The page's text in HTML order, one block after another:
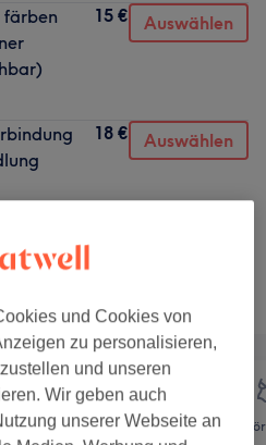
färben
15 € Auswählen
18 € Auswählen
hast?
Gesicht
und Cookies von
zu personalisieren,
und unseren
Wir geben auch
unserer Webseite an